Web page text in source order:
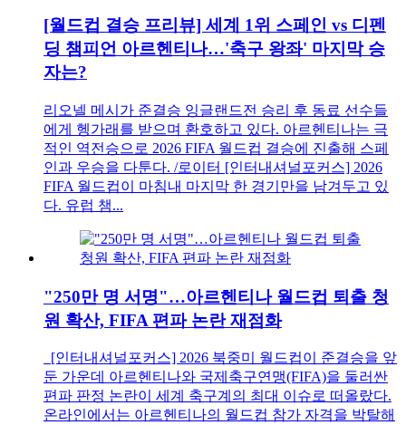
[월드컵 결승 프리뷰] 세계 1위 스페인 vs 디펜
딩 챔피언 아르헨티나…'축구 왕좌' 마지막 승
자는?
리오넬 메시가 준결승 잉글랜드전 승리 후 동료 선수들
에게 헹가래를 받으며 환호하고 있다. 아르헨티나는 극
적인 역전승으로 2026 FIFA 월드컵 결승에 진출해 스페
인과 우승을 다툰다. /로이터 [인터내셔널포커스] 2026
FIFA 월드컵이 마침내 마지막 한 경기만을 남겨두고 있
다. 유럽 챔...
"250만 명 서명"…아르헨티나 월드컵 퇴출 청
원 확산, FIFA 편파 논란 재점화
[인터내셔널포커스] 2026 북중미 월드컵이 준결승을 앞
둔 가운데 아르헨티나와 국제축구연맹(FIFA)을 둘러싼
편파 판정 논란이 세계 축구계의 최대 이슈로 떠올랐다.
온라인에서는 아르헨티나의 월드컵 참가 자격을 박탈해